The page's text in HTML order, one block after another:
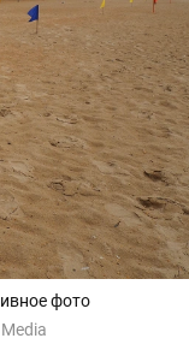
фото